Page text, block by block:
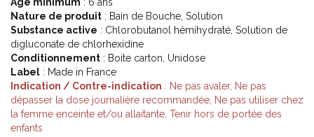
Nature de produit : Bain de Bouche, Solution
Substance active : Chlorobutanol hémihydraté, Solution de
digluconate de chlorhexidine
Conditionnement : Boite carton, Unidose
Label : Made in France
Indication / Contre-indication : Ne pas avaler, Ne pas
dépasser la dose journalière recommandée, Ne pas utiliser chez
la femme enceinte et/ou allaitante, Tenir hors de portée des
enfants